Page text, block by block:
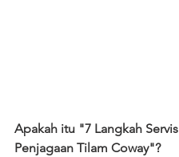
Apakah itu "7 Langkah Servis
Penjagaan Tilam Coway"?